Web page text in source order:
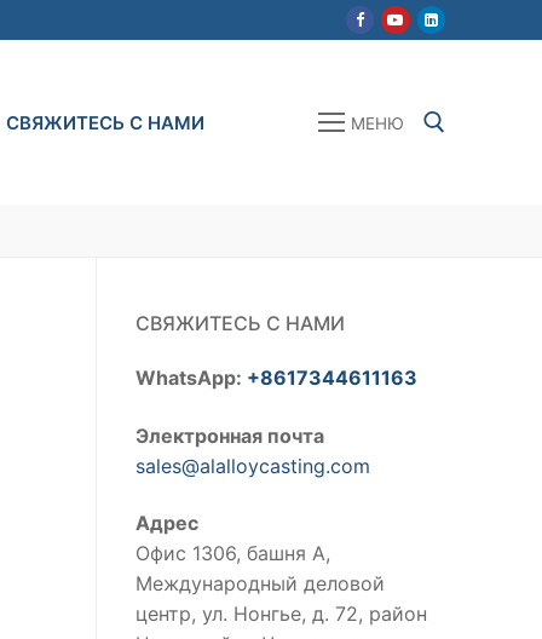
СВЯЖИТЕСЬ С НАМИ МЕНЮ
СВЯЖИТЕСЬ С НАМИ
WhatsApp: +8617344611163
Электронная почта
sales@alalloycasting.com
Адрес
Офис 1306, башня А,
Международный деловой
центр, ул. Нонгье, д. 72, район